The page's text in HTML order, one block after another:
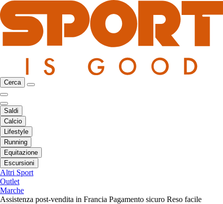
Cerca
Saldi
Calcio
Lifestyle
Running
Equitazione
Escursioni
Altri Sport
Outlet
Marche
Assistenza post-vendita in Francia Pagamento sicuro Reso facile